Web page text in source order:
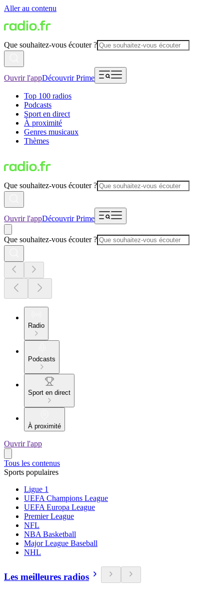
Aller au contenu
Que souhaitez-vous écouter ?
Ouvrir l'appDécouvrir Prime
Top 100 radios
Podcasts
Sport en direct
À proximité
Genres musicaux
Thèmes
Que souhaitez-vous écouter ?
Ouvrir l'appDécouvrir Prime
Que souhaitez-vous écouter ?
Radio
Podcasts
Sport en direct
À proximité
Ouvrir l'app
Tous les contenus
Sports populaires
Ligue 1
UEFA Champions League
UEFA Europa League
Premier League
NFL
NBA Basketball
Major League Baseball
NHL
Les meilleures radios